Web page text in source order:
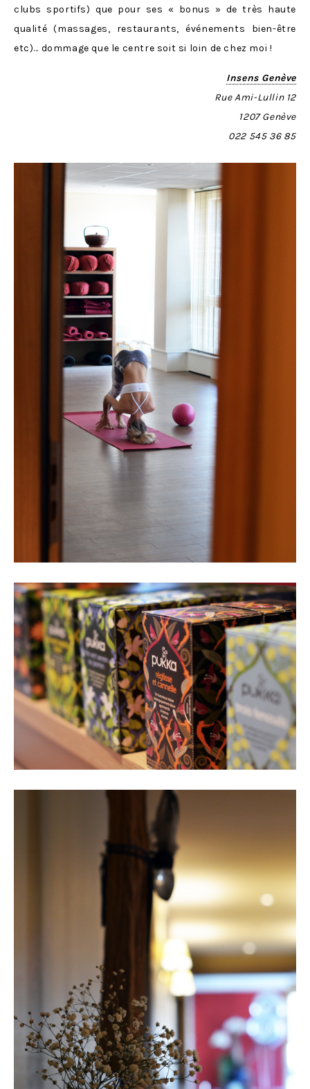
clubs sportifs) que pour ses « bonus » de très haute
qualité (massages, restaurants, événements bien-être
etc)… dommage que le centre soit si loin de chez moi !
Insens Genève
Rue Ami-Lullin 12
1207 Genève
022 545 36 85